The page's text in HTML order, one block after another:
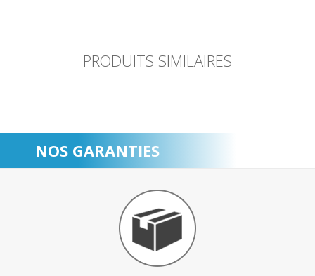
PRODUITS SIMILAIRES
NOS GARANTIES